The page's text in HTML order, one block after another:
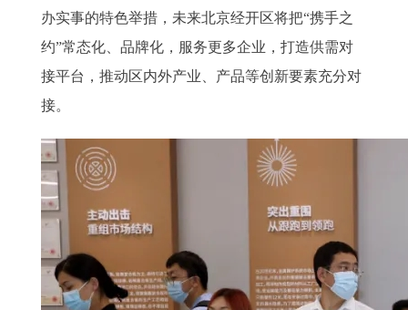
办实事的特色举措，未来北京经开区将把“携手之
约”常态化、品牌化，服务更多企业，打造供需对
接平台，推动区内外产业、产品等创新要素充分对
接。